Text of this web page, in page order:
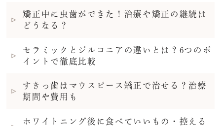
矯正中に虫歯ができた！治療や矯正の継続は
どうなる？
セラミックとジルコニアの違いとは？6つのポ
イントで徹底比較
すきっ歯はマウスピース矯正で治せる？治療
期間や費用も
ホワイトニング後に食べていいもの・控える